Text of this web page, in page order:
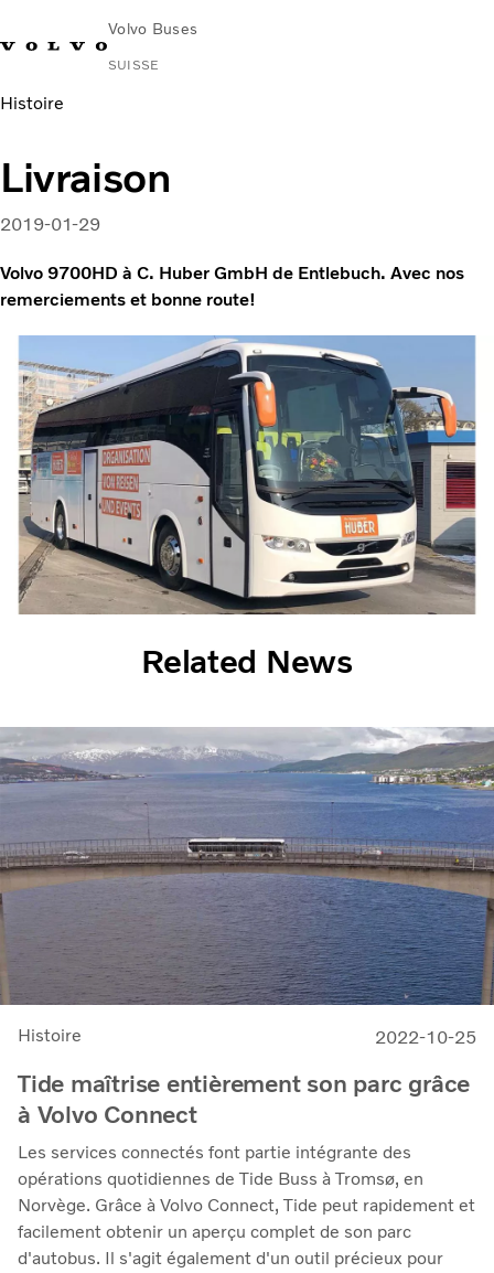
Volvo Buses
SUISSE
Histoire
Livraison
2019-01-29
Volvo 9700HD à C. Huber GmbH de Entlebuch. Avec nos
remerciements et bonne route!
Related News
Histoire 2022-10-25
Tide maîtrise entièrement son parc grâce
à Volvo Connect
Les services connectés font partie intégrante des
opérations quotidiennes de Tide Buss à Tromsø, en
Norvège. Grâce à Volvo Connect, Tide peut rapidement et
facilement obtenir un aperçu complet de son parc
d'autobus. Il s'agit également d'un outil précieux pour